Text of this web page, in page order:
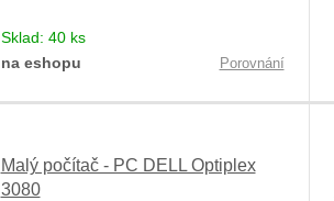
Sklad: 40 ks
na eshopu
Porovnání
Malý počítač - PC DELL Optiplex
3080